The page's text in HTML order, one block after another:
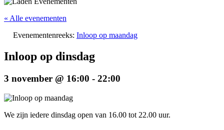
« Alle evenementen
Evenementenreeks: Inloop op maandag
Inloop op dinsdag
3 november @ 16:00 - 22:00
We zijn iedere dinsdag open van 16.00 tot 22.00 uur.